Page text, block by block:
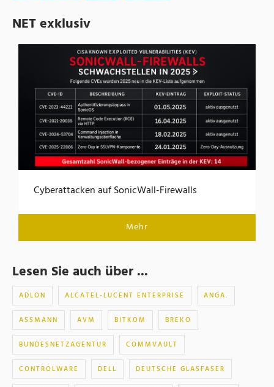
NET exklusiv
Cyberattacken auf SonicWall-Firewalls
Mehr
Lesen Sie auch über ...
ADLON ALCATEL-LUCENT ENTERPRISE ANGA.
ASSMANN AVM BITKOM BREKO
BUNDESNETZAGENTUR COMMVAULT
CONTROLWARE DELL DEUTSCHE GLASFASER